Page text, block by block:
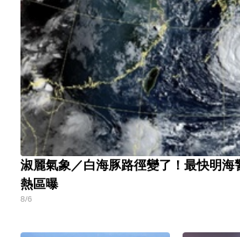
淑麗氣象／白海豚路徑變了！最快明海
熱區曝
8/6